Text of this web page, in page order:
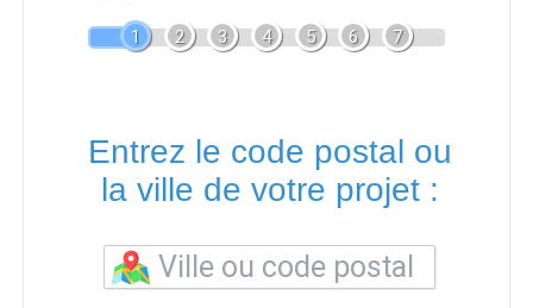
1 2 3 4 5 6 7
Entrez le code postal ou
la ville de votre projet :